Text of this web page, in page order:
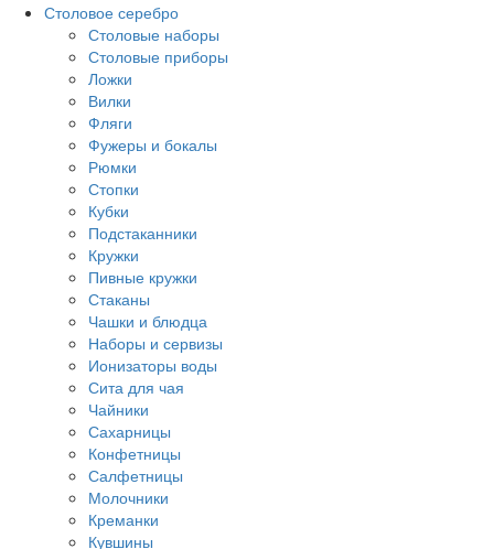
Столовое серебро
Столовые наборы
Столовые приборы
Ложки
Вилки
Фляги
Фужеры и бокалы
Рюмки
Стопки
Кубки
Подстаканники
Кружки
Пивные кружки
Стаканы
Чашки и блюдца
Наборы и сервизы
Ионизаторы воды
Сита для чая
Чайники
Сахарницы
Конфетницы
Салфетницы
Молочники
Креманки
Кувшины